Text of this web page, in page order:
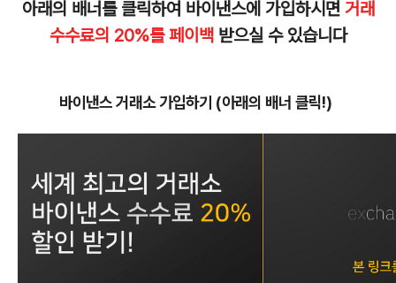
아래의 배너를 클릭하여 바이낸스에 가입하시면 거래
수수료의 20%를 페이백 받으실 수 있습니다
바이낸스 거래소 가입하기 (아래의 배너 클릭!)